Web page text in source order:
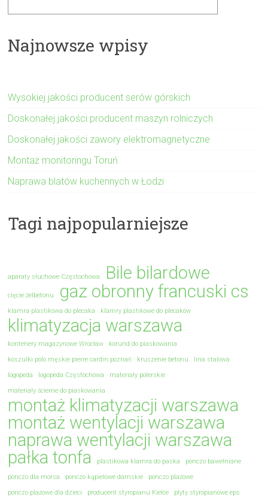
Najnowsze wpisy
Wysokiej jakości producent serów górskich
Doskonałej jakości producent maszyn rolniczych
Doskonałej jakości zawory elektromagnetyczne
Montaż monitoringu Toruń
Naprawa blatów kuchennych w Łodzi
Tagi najpopularniejsze
aparaty słuchowe Częstochowa Bile bilardowe
cięcie żelbetonu gaz obronny francuski cs
klamra plastikowa do plecaka klamry plastikowe do plecaków
klimatyzacja warszawa
kontenery magazynowe Wrocław
korund do piaskowania
koszulki polo męskie pierre cardin poznań
kruszenie betonu
lina stalowa
logopeda
logopeda Częstochowa
materiały polerskie
materiały ścierne do piaskowania
montaż klimatyzacji warszawa
montaż wentylacji warszawa
naprawa wentylacji warszawa
pałka tonfa
plastikowa klamra do paska
ponczo bawełniane
ponczo dla morsa
ponczo kąpielowe damskie
ponczo plażowe
ponczo plażowe dla dzieci
producent styropianu Kielce
płyty styropianowe eps